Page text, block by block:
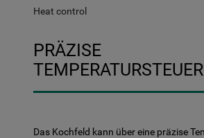
Heat control
PRÄZISE
Das Kochfeld kann über eine präzise